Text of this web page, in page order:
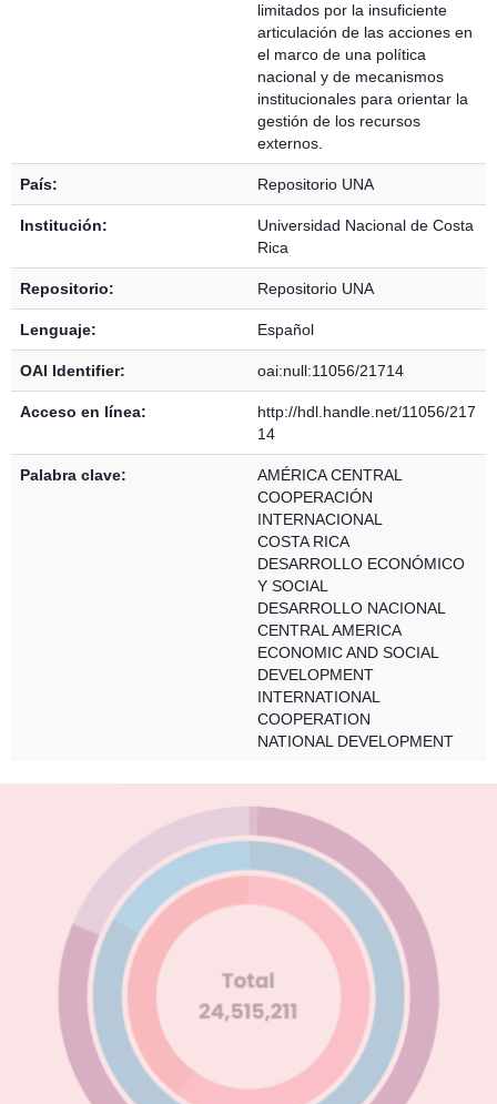
limitados por la insuficiente
articulación de las acciones en
el marco de una política
nacional y de mecanismos
institucionales para orientar la
gestión de los recursos
externos.
País: Repositorio UNA
Institución:
Universidad Nacional de Costa
Rica
Repositorio: Repositorio UNA
Lenguaje: Español
OAI Identifier: oai:null:11056/21714
Acceso en línea:
http://hdl.handle.net/11056/217
14
Palabra clave:
AMÉRICA CENTRAL
COOPERACIÓN
INTERNACIONAL
COSTA RICA
DESARROLLO ECONÓMICO
Y SOCIAL
DESARROLLO NACIONAL
CENTRAL AMERICA
ECONOMIC AND SOCIAL
DEVELOPMENT
INTERNATIONAL
COOPERATION
NATIONAL DEVELOPMENT